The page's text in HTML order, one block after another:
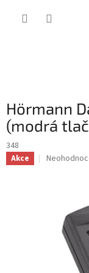
Hörmann
(modrá
348
Akce
Průměrné
hvězdiček.